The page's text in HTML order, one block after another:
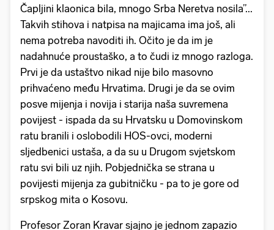
Čapljini klaonica bila, mnogo Srba Neretva nosila”...
Takvih stihova i natpisa na majicama ima još, ali
nema potreba navoditi ih. Očito je da im je
nadahnuće proustaško, a to čudi iz mnogo razloga.
Prvi je da ustaštvo nikad nije bilo masovno
prihvaćeno među Hrvatima. Drugi je da se ovim
posve mijenja i novija i starija naša suvremena
povijest - ispada da su Hrvatsku u Domovinskom
ratu branili i oslobodili HOS-ovci, moderni
sljedbenici ustaša, a da su u Drugom svjetskom
ratu svi bili uz njih. Pobjednička se strana u
povijesti mijenja za gubitničku - pa to je gore od
srpskog mita o Kosovu.
Profesor Zoran Kravar sjajno je jednom zapazio